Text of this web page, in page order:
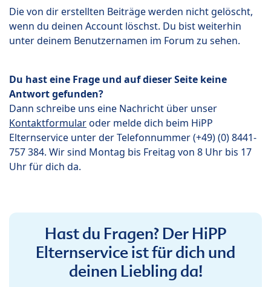
Die von dir erstellten Beiträge werden nicht gelöscht,
wenn du deinen Account löschst. Du bist weiterhin
unter deinem Benutzernamen im Forum zu sehen.
Du hast eine Frage und auf dieser Seite keine
Antwort gefunden?
Dann schreibe uns eine Nachricht über unser
Kontaktformularoder melde dich beim HiPP
Elternservice unter der Telefonnummer (+49) (0) 8441-
757 384. Wir sind Montag bis Freitag von 8 Uhr bis 17
Uhr für dich da.
Hast du Fragen? Der HiPP
Elternservice ist für dich und
deinen Liebling da!